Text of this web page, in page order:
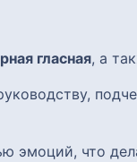
гласная, а
эмоций, что